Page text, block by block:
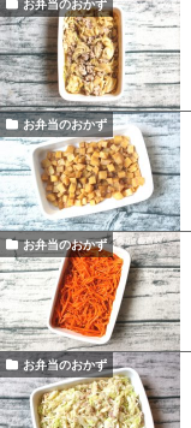
お弁当のおかず
お弁当のおかず
お弁当のおかず
お弁当のおかず